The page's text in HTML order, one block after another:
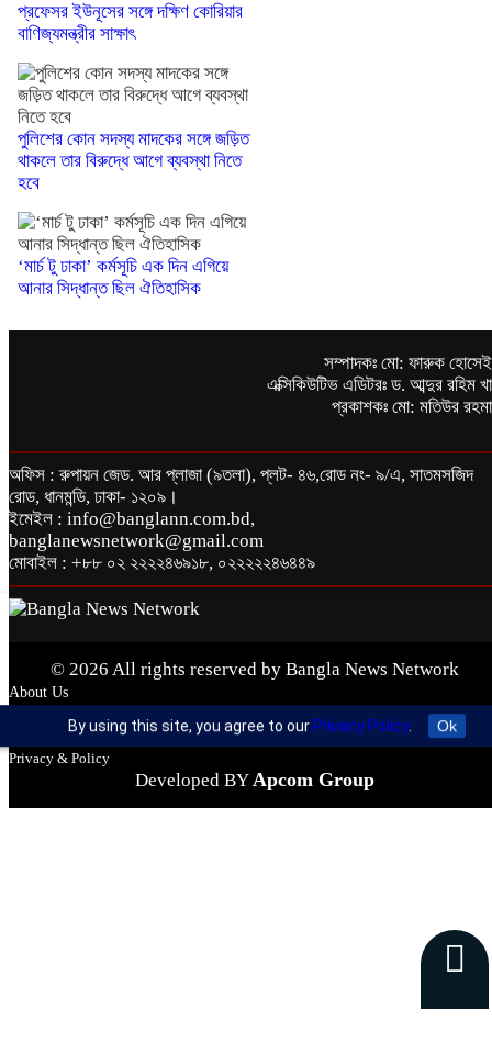
প্রফেসর ইউনূসের সঙ্গে দক্ষিণ কোরিয়ার
বাণিজ্যমন্ত্রীর সাক্ষাৎ
পুলিশের কোন সদস্য মাদকের সঙ্গে জড়িত
থাকলে তার বিরুদ্ধে আগে ব্যবস্থা নিতে
হবে
‘মার্চ টু ঢাকা’ কর্মসূচি এক দিন এগিয়ে
আনার সিদ্ধান্ত ছিল ঐতিহাসিক
সম্পাদকঃ মো: ফারুক
এক্সিকিউটিভ এডিটরঃ ড. আব্দুর রহিম
প্রকাশকঃ মো: মতিউর
অফিস : রুপায়ন জেড. আর প্লাজা (৯তলা), প্লট- ৪৬,রোড নং- ৯/এ, সাতমসজিদ
রোড, ধানমন্ডি, ঢাকা- ১২০৯।
ইমেইল : info@banglann.com.bd,
banglanewsnetwork@gmail.com
মোবাইল : +৮৮ ০২ ২২২২৪৬৯১৮, ০২২২২২৪৬৪৪৯
© 2026 All rights reserved by Bangla News Network
About Us
Conditions
Privacy & Policy
Developed BYApcom Group
By using this site, you agree to our Privacy Policy. Ok